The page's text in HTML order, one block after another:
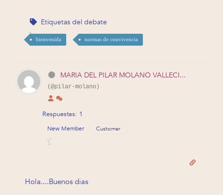
Etiquetas del debate
bienvenida normas de convivencia
MARIA DEL PILAR MOLANO VALLECI...
(@pilar-molano)
Respuestas: 1
New Member Customer
Hola....Buenos dias